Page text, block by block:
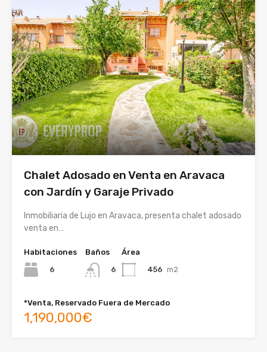
Chalet Adosado en Venta en Aravaca
con Jardín y Garaje Privado
Inmobiliaria de Lujo en Aravaca, presenta chalet adosado
venta en…
Habitaciones
6
Baños
6
Área
456 m2
*Venta, Reservado Fuera de Mercado
1,190,000€